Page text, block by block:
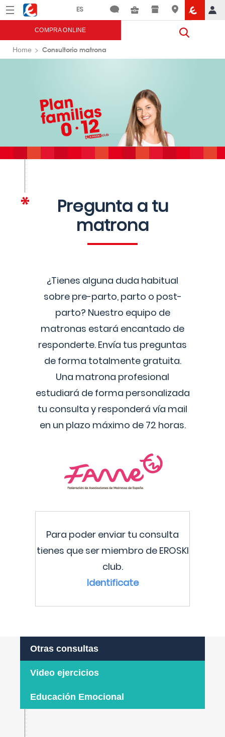
Menú Eroski
COMPRA ONLINE
Home Consultorio matrona
Pregunta a tu
matrona
¿Tienes alguna duda habitual
sobre pre-parto, parto o post-
parto? Nuestro equipo de
matronas estará encantado de
responderte. Envía tus preguntas
de forma totalmente gratuita.
Una matrona profesional
estudiará de forma personalizada
tu consulta y responderá vía mail
en un plazo máximo de 72 horas.
Para poder enviar tu consulta
tienes que ser miembro de EROSKI
club.
Identificate
Otras consultas
Video ejercicios
Educación Emocional